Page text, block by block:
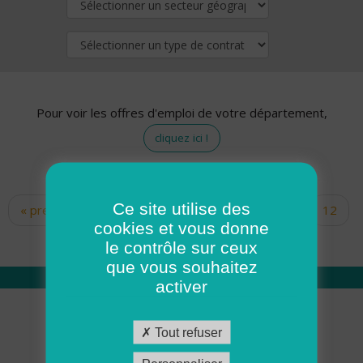
Pour voir les offres d'emploi de votre département,
cliquez ici !
Pages
« premier ‹ précédent … 10
12
14 15 16 17
Qui sommes nous
Académie ADMR
Ce site utilise des
cookies et vous donne
le contrôle sur ceux
que vous souhaitez
activer
Tout refuser